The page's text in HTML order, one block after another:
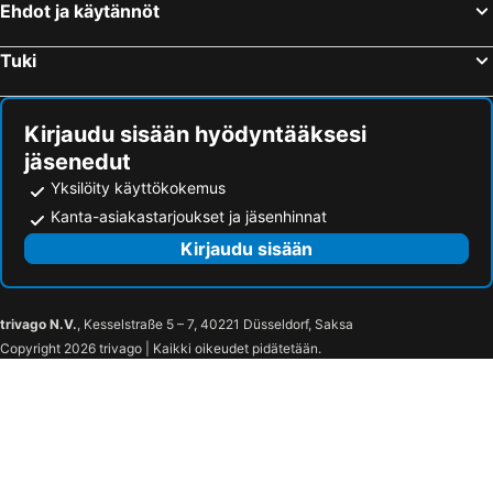
Cuers, bed and breakfasts
La Destrousse, bed and breakfasts
Carcès, bed and breakfasts
Ehdot ja käytännöt
Tuki
Kirjaudu sisään hyödyntääksesi
jäsenedut
Yksilöity käyttökokemus
Kanta-asiakastarjoukset ja jäsenhinnat
Kirjaudu sisään
trivago N.V., Kesselstraße 5 – 7, 40221 Düsseldorf, Saksa
Copyright 2026 trivago | Kaikki oikeudet pidätetään.